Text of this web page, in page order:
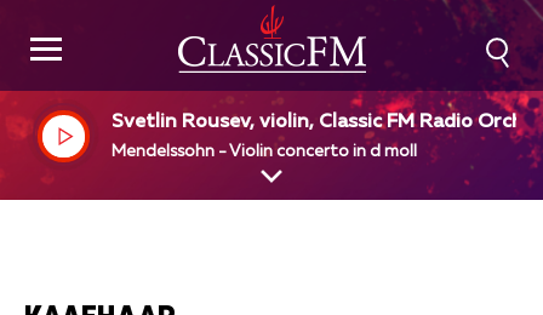
Svetlin Rousev, violin, Classic FM Radio
ra, Naiden Todorov, dir
Mendelssohn - Violin concerto in d moll